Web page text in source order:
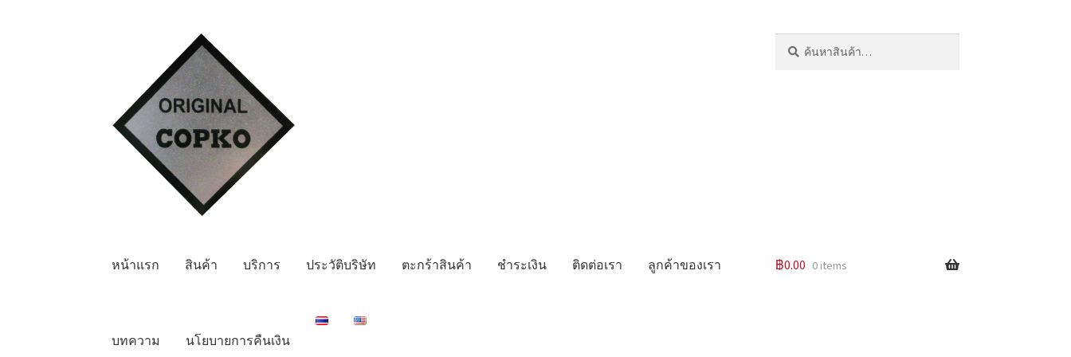
navigation
content
หน้าแรก สินค้า บริการ ประวัติบริษัท ตะกร้าสินค้า ชำระเงิน ติดต่อเรา ลูกค้าของเรา
บทความ นโยบายการคืนเงิน
฿0.00 0 items